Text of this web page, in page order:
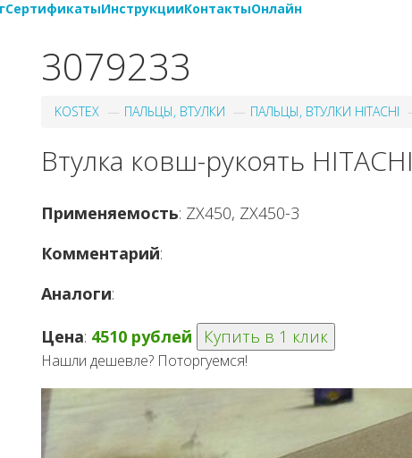
СертификатыИнструкцииКонтактыОнлайн
3079233
KOSTEX ПАЛЬЦЫ, ВТУЛКИ ПАЛЬЦЫ, ВТУЛКИ HITACHI
Втулка ковш-рукоять HITACHI
Применяемость: ZX450, ZX450-3
Комментарий:
Аналоги:
Цена: 4510 рублей Купить в 1 клик
Нашли дешевле? Поторгуемся!